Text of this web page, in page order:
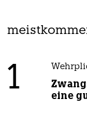
1
eine